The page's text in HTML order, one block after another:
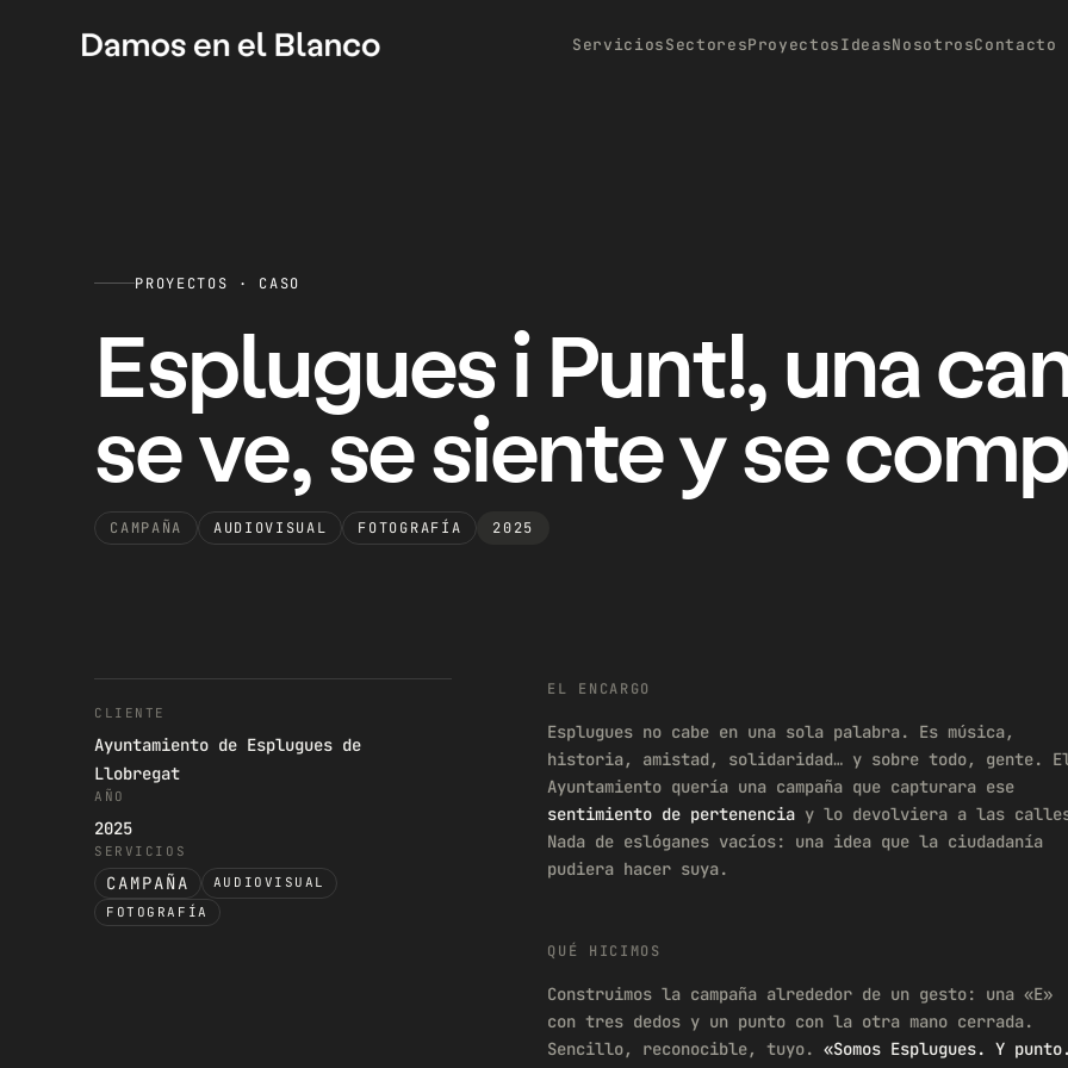
ServiciosSectoresProyectosIdeasNosotrosContacto
PROYECTOS · CASO
Esplugues i Punt!, una
se ve, se siente y se
CAMPAÑA AUDIOVISUAL FOTOGRAFÍA 2025
CLIENTE
Ayuntamiento de Esplugues de
Llobregat
AÑO
2025
SERVICIOS
CAMPAÑA
AUDIOVISUAL
FOTOGRAFÍA
EL ENCARGO
Esplugues no cabe en una sola palabra. Es música,
historia, amistad, solidaridad… y sobre todo, gente.
Ayuntamiento quería una campaña que capturara ese
sentimiento de pertenencia y lo devolviera a las
Nada de eslóganes vacíos: una idea que la ciudadanía
pudiera hacer suya.
QUÉ HICIMOS
Construimos la campaña alrededor de un gesto: una «E»
con tres dedos y un punto con la otra mano cerrada.
Sencillo, reconocible, tuyo.«Somos Esplugues. Y